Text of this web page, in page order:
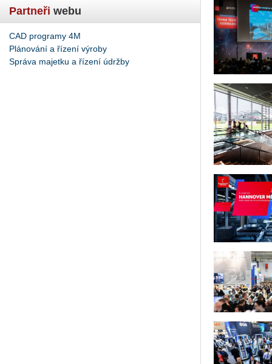
Partneři webu
CAD programy 4M
Plánování a řízení výroby
Správa majetku a řízení údržby